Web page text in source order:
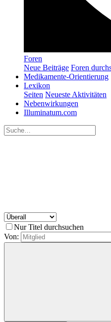
Foren
Neue Beiträge Foren
Medikamente-Orientierung
Lexikon
Seiten Neueste Aktivitäten
Nebenwirkungen
Illuminatum.com
Nur Titel durchsuchen
Von: